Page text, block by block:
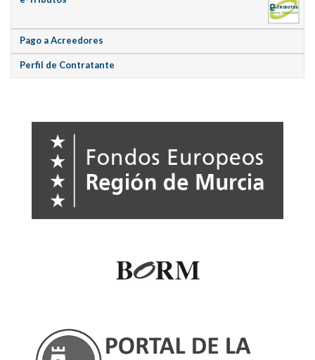
Pago a Acreedores
Perfil de Contratante